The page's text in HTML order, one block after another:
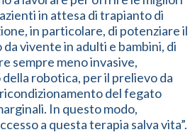
in attesa di trapianto di
in particolare, di potenziare il
vivente in adulti e bambini, di
sempre meno invasive,
robotica, per il prelievo da
del fegato
In questo modo,
a questa terapia salva vita”.